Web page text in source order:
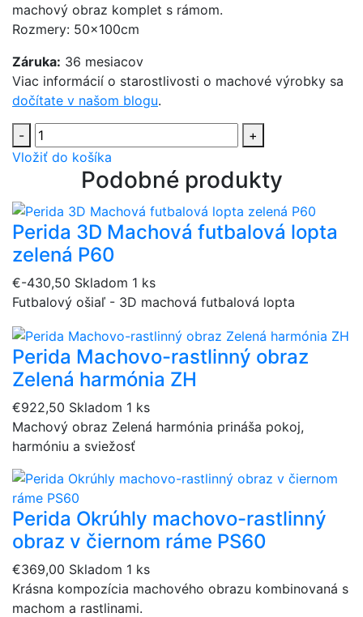
machový obraz komplet s rámom.
Rozmery: 50x100cm
Záruka: 36 mesiacov
Viac informácií o starostlivosti o machové výrobky sa
dočítate v našom blogu.
-
+
Vložiť do košíka
Podobné produkty
Perida 3D Machová futbalová lopta
zelená P60
€-430,50 Skladom 1 ks
Futbalový ošiaľ - 3D machová futbalová lopta
Perida Machovo-rastlinný obraz
Zelená harmónia ZH
€922,50 Skladom 1 ks
Machový obraz Zelená harmónia prináša pokoj,
harmóniu a sviežosť
Perida Okrúhly machovo-rastlinný
obraz v čiernom ráme PS60
€369,00 Skladom 1 ks
Krásna kompozícia machového obrazu kombinovaná s
machom a rastlinami.